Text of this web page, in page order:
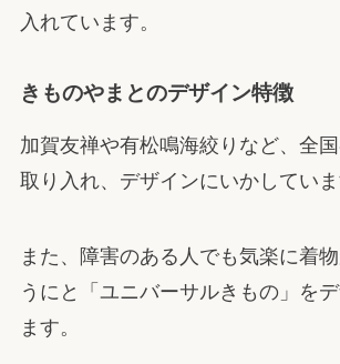
入れています。
きものやまとのデザイン特徴
加賀友禅や有松鳴海絞りなど、全
取り入れ、デザインにいかしていま
また、障害のある人でも気楽に着
うにと「ユニバーサルきもの」を
ます。